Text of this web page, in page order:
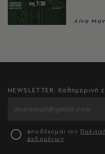
Λίνα
NEWSLETTER:
Αποδέχομαι την
Δεδομένων